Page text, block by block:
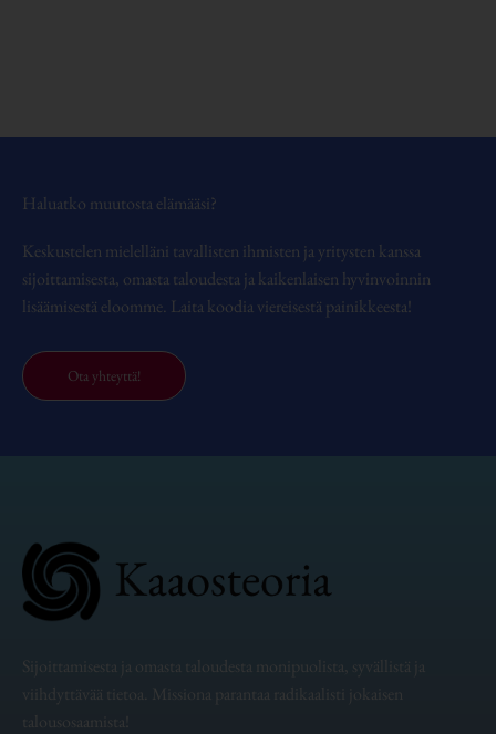
Haluatko muutosta elämääsi?
Keskustelen mielelläni tavallisten ihmisten ja yritysten kanssa
sijoittamisesta, omasta taloudesta ja kaikenlaisen hyvinvoinnin
lisäämisestä eloomme. Laita koodia viereisestä painikkeesta!
Ota yhteyttä!
Sijoittamisesta ja omasta taloudesta monipuolista, syvällistä ja
viihdyttävää tietoa. Missiona parantaa radikaalisti jokaisen
talousosaamista!